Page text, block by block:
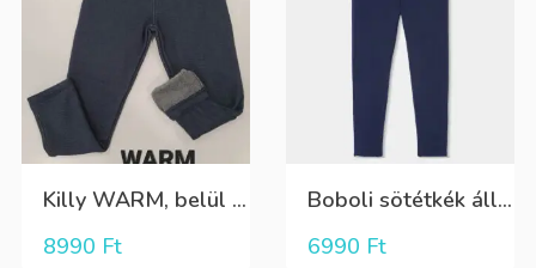
Killy WARM, belül szőrös nagyon meleg leggings típusú nadrág
8990 Ft
Boboli sötétkék állítható derekú rugalmas nadrág
6990 Ft